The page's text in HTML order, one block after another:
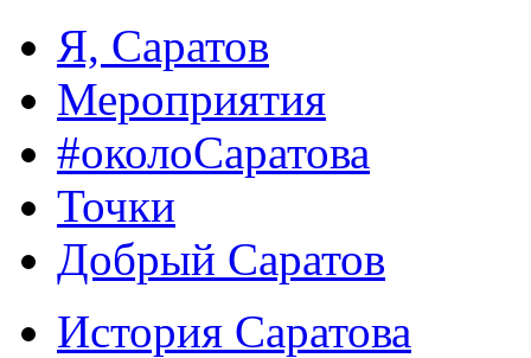
Я, Саратов
Мероприятия
#околоСаратова
Точки
Добрый Саратов
История Саратова